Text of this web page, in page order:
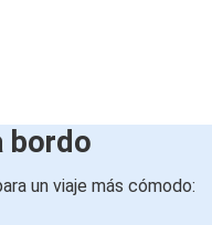
bordo
un viaje más cómodo: